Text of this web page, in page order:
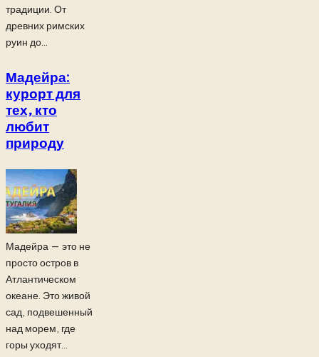
традиции. От
древних римских
руин до...
Мадейра:
курорт для
тех, кто
любит
природу
Мадейра — это не
просто остров в
Атлантическом
океане. Это живой
сад, подвешенный
над морем, где
горы уходят...